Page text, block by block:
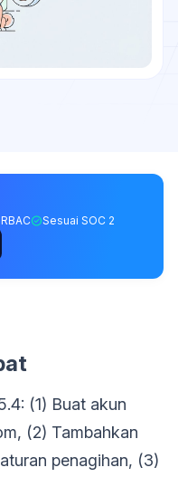
Sesuai SOC 2
(1) Buat akun
(2) Tambahkan
penagihan, (3)